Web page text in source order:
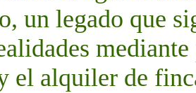
un legado que
el alquiler de